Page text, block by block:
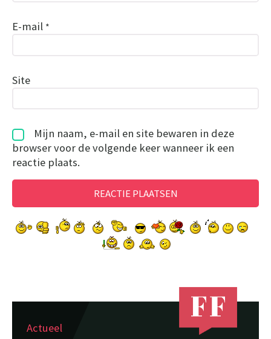
E-mail *
Site
Mijn naam, e-mail en site bewaren in deze
browser voor de volgende keer wanneer ik een
reactie plaats.
Actueel